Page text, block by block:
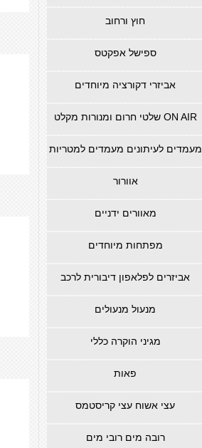
חוץ ורחוב
ספישל אפקטס
אביזרי דקורציה מיוחדים
שלטי חרום ומנורות מקלט ON AIR
מעמדים לעיתונים מעמדים למטריות
אוורור
מאוורים ידניים
מפתחות מיוחדים
אביזרים לפלאפון דיבורית לרכב
מנעול מנעולים
מגיני הוקרה כללי
פאות
עצי אשוח עצי קריסטמס
רובה מים רובי מים